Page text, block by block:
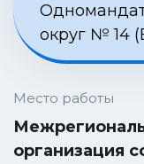
округ № 14
Место работы
организация